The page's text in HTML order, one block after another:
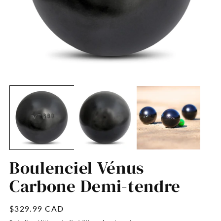
le
dans
une
fenêtre
modale
Boulenciel Vénus
Carbone Demi-tendre
Prix
$329.99 CAD